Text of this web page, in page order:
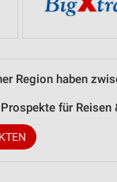
Region haben
für